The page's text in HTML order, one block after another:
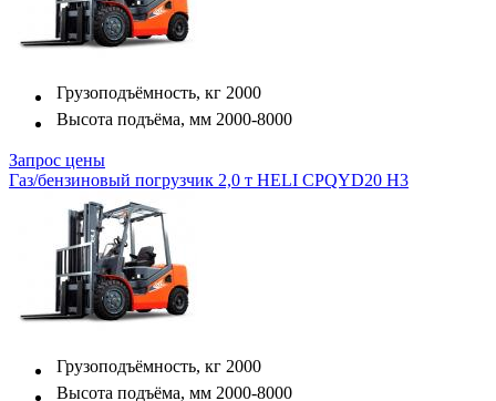
Грузоподъёмность, кг 2000
Высота подъёма, мм 2000-8000
Запрос цены
Газ/бензиновый погрузчик 2,0 т HELI CPQYD20 H3
Грузоподъёмность, кг 2000
Высота подъёма, мм 2000-8000